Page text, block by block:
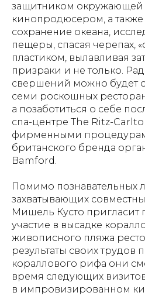
защитником окружающей
кинопродюсером, а также
сохранение океана,
пещеры, спасая черепах,
пластиком, вылавливая
призраки и не только.
свершений можно будет
семи роскошных
а позаботиться о себе
спа-центре The Ritz-
фирменными
британского бренда
Bamford.
Помимо познавательных
захватывающих
Мишель Кусто пригласит
участие в высадке
живописного пляжа
результаты своих трудов
кораллового рифа они
время следующих
в импровизированном